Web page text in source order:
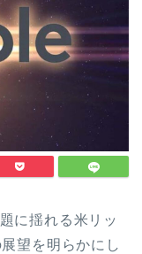
に揺れる米リッ
望を明らかにし